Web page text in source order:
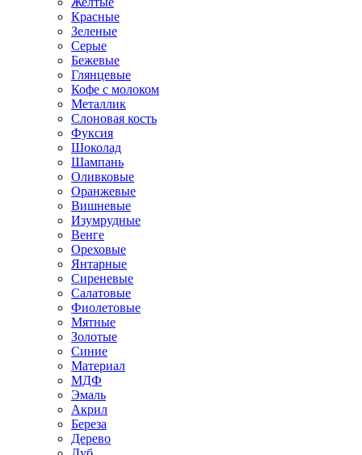
Красные
Зеленые
Серые
Бежевые
Глянцевые
Кофе с молоком
Металлик
Слоновая кость
Фуксия
Шоколад
Шампань
Оливковые
Оранжевые
Вишневые
Изумрудные
Венге
Ореховые
Янтарные
Сиреневые
Салатовые
Фиолетовые
Мятные
Золотые
Синие
Материал
МДФ
Эмаль
Акрил
Береза
Дерево